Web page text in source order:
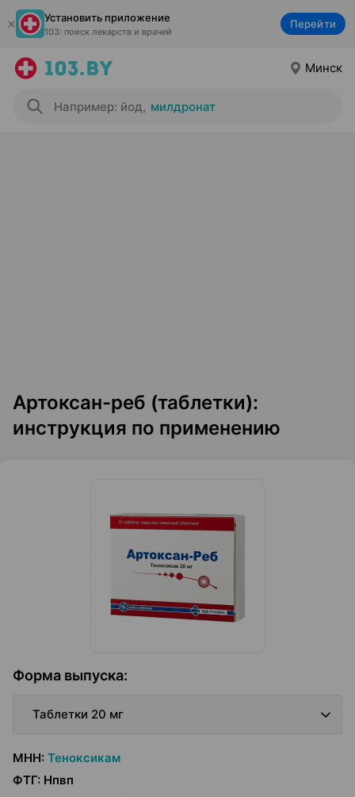
Установить приложение
103: поиск лекарств и врачей
Перейти
Минск
Например: йод, милдронат
Артоксан-реб (таблетки):
инструкция по применению
Форма выпуска:
Таблетки 20 мг
МНН: Теноксикам
ФТГ: Нпвп